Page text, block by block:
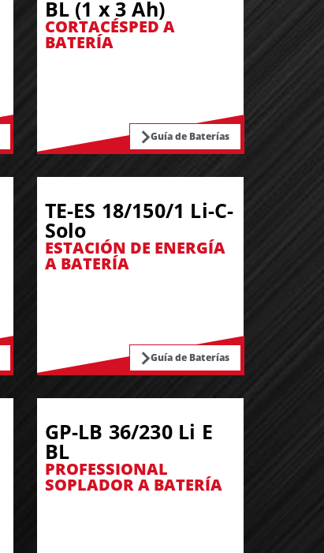
BL (1 x 3 Ah)
CORTACÉSPED A
BATERÍA
Guía de Baterías
TE-ES 18/150/1 Li-C-
Solo
ESTACIÓN DE ENERGÍA
A BATERÍA
Guía de Baterías
GP-LB 36/230 Li E
BL
PROFESSIONAL
SOPLADOR A BATERÍA